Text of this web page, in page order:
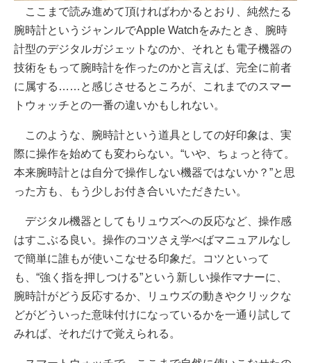
ここまで読み進めて頂ければわかるとおり、純然たる
腕時計というジャンルでApple Watchをみたとき、腕時
計型のデジタルガジェットなのか、それとも電子機器の
技術をもって腕時計を作ったのかと言えば、完全に前者
に属する……と感じさせるところが、これまでのスマー
トウォッチとの一番の違いかもしれない。
このような、腕時計という道具としての好印象は、実
際に操作を始めても変わらない。“いや、ちょっと待て。
本来腕時計とは自分で操作しない機器ではないか？”と思
った方も、もう少しお付き合いいただきたい。
デジタル機器としてもリュウズへの反応など、操作感
はすこぶる良い。操作のコツさえ学べばマニュアルなし
で簡単に誰もが使いこなせる印象だ。コツといって
も、“強く指を押しつける”という新しい操作マナーに、
腕時計がどう反応するか、リュウズの動きやクリックな
どがどういった意味付けになっているかを一通り試して
みれば、それだけで覚えられる。